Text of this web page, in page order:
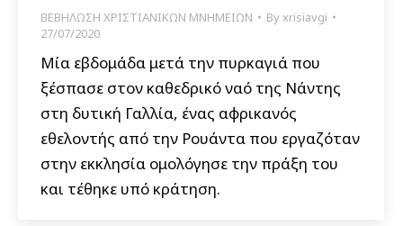
ΒΕΒΗΛΩΣΗ ΧΡΙΣΤΙΑΝΙΚΩΝ ΜΝΗΜΕΙΩΝ Byxrisiavgi
27/07/2020
Μία εβδομάδα μετά την πυρκαγιά που
ξέσπασε στον καθεδρικό ναό της Νάντης
στη δυτική Γαλλία, ένας αφρικανός
εθελοντής από την Ρουάντα που εργαζόταν
στην εκκλησία ομολόγησε την πράξη του
και τέθηκε υπό κράτηση.